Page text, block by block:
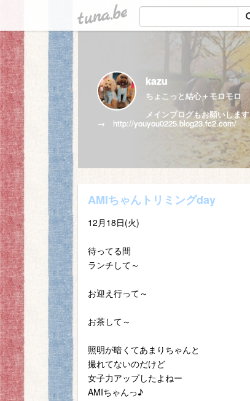
tuna.be
kazu
ちょこっと結心＋モロモロ
メインブログもお願いします
→ http://youyou0225.blog23.fc2.com/
AMIちゃんトリミングday
12月18日(火)
待ってる間
ランチして～
お迎え行って～
お茶して～
照明が暗くてあまりちゃんと
撮れてないのだけど
女子力アップしたよねー
AMIちゃんっ♪